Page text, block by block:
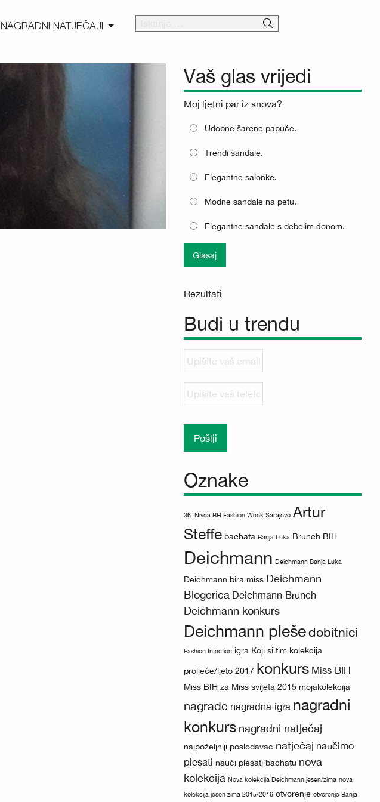
NAGRADNI NATJEČAJI
Vaš glas vrijedi
Moj ljetni par iz snova?
Udobne šarene papuče.
Trendi sandale.
Elegantne salonke.
Modne sandale na petu.
Elegantne sandale s debelim đonom.
Glasaj
Rezultati
Budi u trendu
vaš
vaš
broj
Oznake
36. Nivea BH Fashion Week Sarajevo Artur
Steffe bachata Banja Luka Brunch BIH
Deichmann Deichmann Banja Luka
Deichmann bira miss Deichmann
Blogerica Deichmann Brunch
Deichmann konkurs
Deichmann plešedobitnici
Fashion Infection igra Koji si tim kolekcija
proljeće/ljeto 2017 konkurs Miss BIH
Miss BIH za Miss svijeta 2015 mojakolekcija
nagrade nagradna igra nagradni
konkurs nagradni natječaj
najpoželjniji poslodavac natječaj naučimo
plesati nauči plesati bachatu nova
kolekcija Nova kolekcija Deichmann jesen/zima nova
kolekcija jesen zima 2015/2016 otvorenje otvorenje Banja